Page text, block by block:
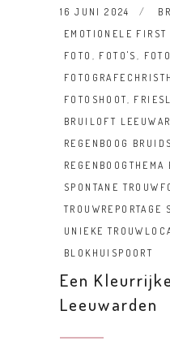
16 JUNI 2024
EMOTIONELE FIRST
FOTO , FOTO'S ,
FOTOSHOOT,
BRUILOFT
REGENBOOG
SPONTANE
TROUWREPORTAGE
UNIEKE
BLOKHUISPOORT
Een
Leeuwarden